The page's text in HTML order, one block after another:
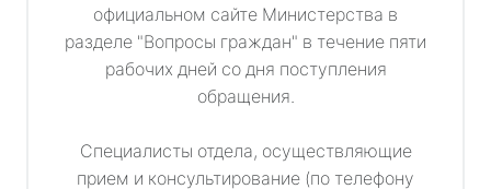
официальном сайте Министерства в
разделе "Вопросы граждан" в течение пяти
рабочих дней со дня поступления
обращения.
Специалисты отдела, осуществляющие
прием и консультирование (по телефону